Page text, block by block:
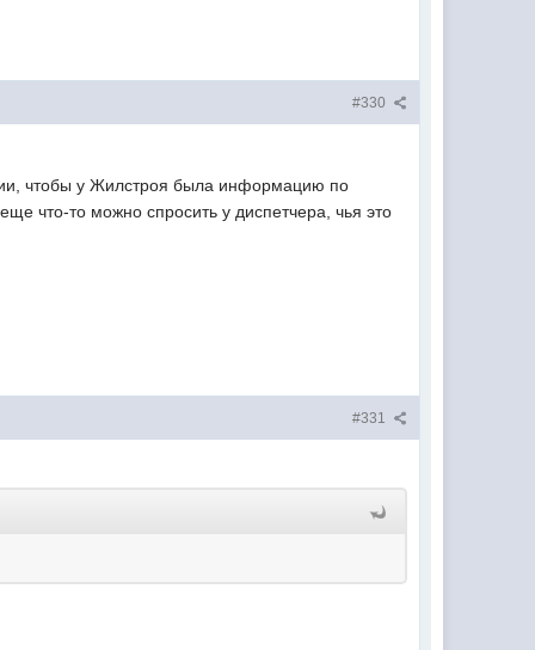
#330
чтобы у Жилстроя была информацию по
что-то можно спросить у диспетчера, чья это
#331